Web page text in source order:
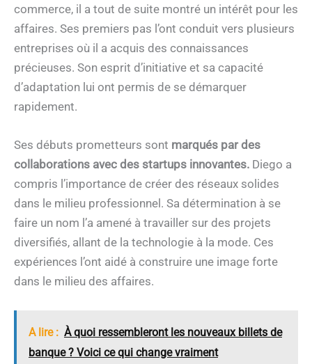
commerce, il a tout de suite montré un intérêt pour les
affaires. Ses premiers pas l’ont conduit vers plusieurs
entreprises où il a acquis des connaissances
précieuses. Son esprit d’initiative et sa capacité
d’adaptation lui ont permis de se démarquer
rapidement.
Ses débuts prometteurs sont marqués par des
collaborations avec des startups innovantes. Diego a
compris l’importance de créer des réseaux solides
dans le milieu professionnel. Sa détermination à se
faire un nom l’a amené à travailler sur des projets
diversifiés, allant de la technologie à la mode. Ces
expériences l’ont aidé à construire une image forte
dans le milieu des affaires.
A lire : À quoi ressembleront les nouveaux billets de
banque ? Voici ce qui change vraiment